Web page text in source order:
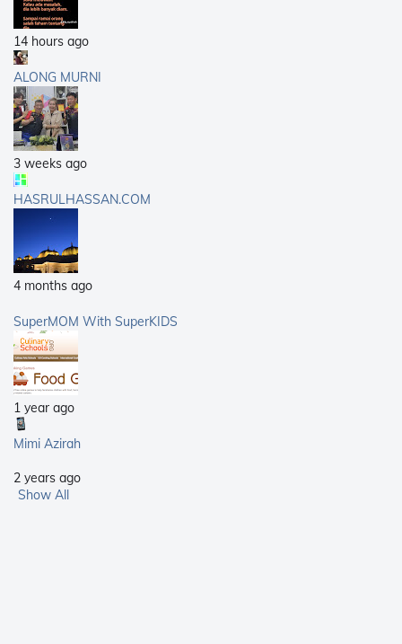
14 hours ago
ALONG MURNI
3 weeks ago
HASRULHASSAN.COM
4 months ago
SuperMOM With SuperKIDS
1 year ago
Mimi Azirah
2 years ago
Show All